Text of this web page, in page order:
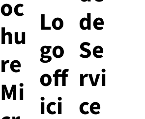
oc
hu
re
Mi
Lo
go
off
ici
de
Se
rvi
ce